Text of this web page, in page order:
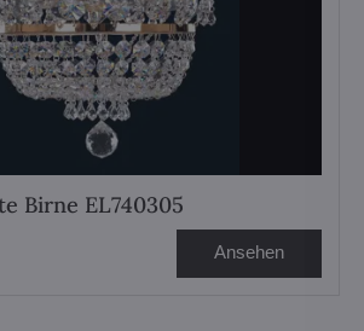
Birne EL740305
Ansehen